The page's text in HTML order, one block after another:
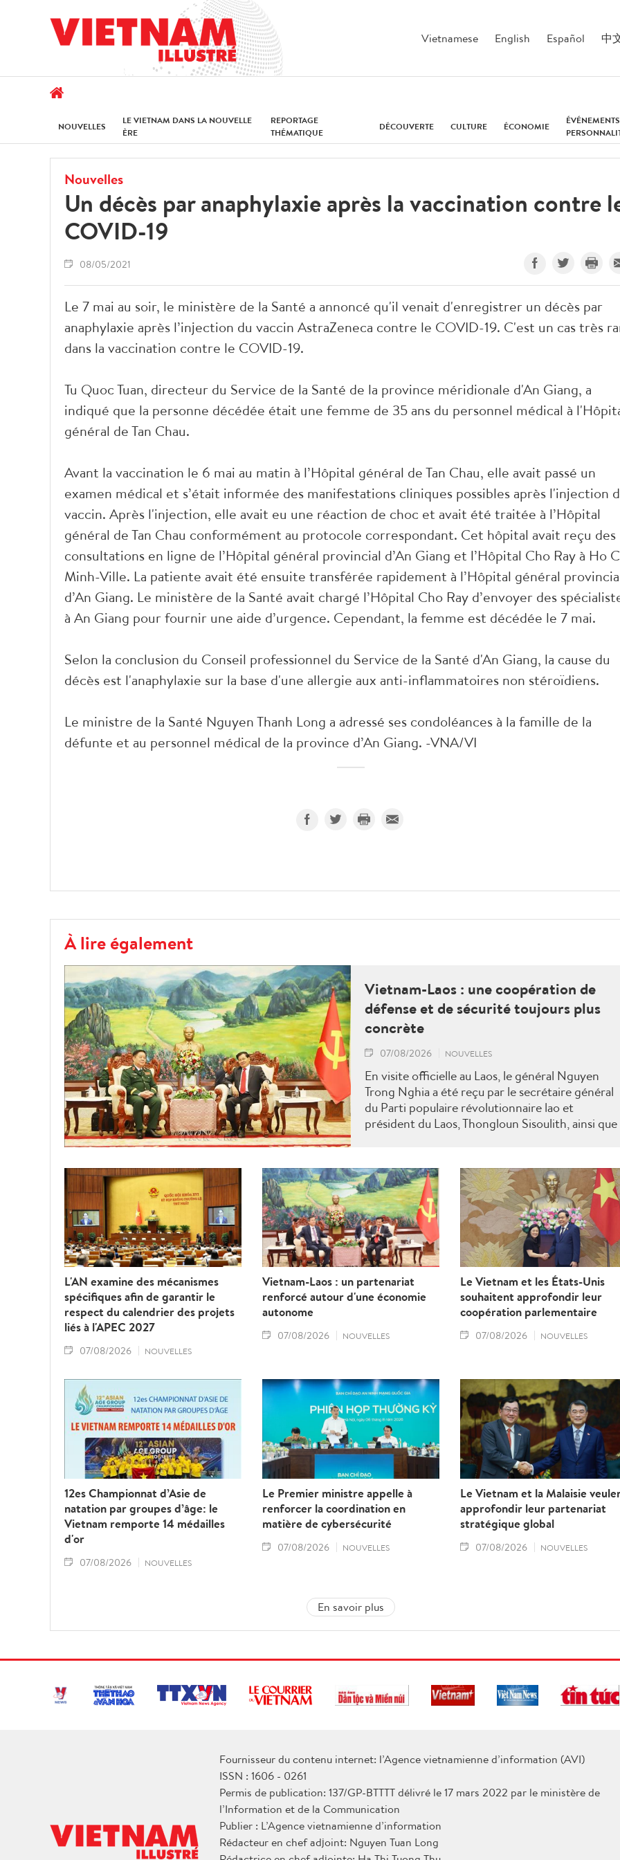
Vietnamese English Español 中
NOUVELLES
LE VIETNAM DANS LA NOUVELLE
ÈRE
REPORTAGE
THÉMATIQUE
DÉCOUVERTE CULTURE ÉCONOMIE
Nouvelles
Un décès par anaphylaxie après la vaccination contre
COVID-19
08/05/2021
Le 7 mai au soir, le ministère de la Santé a annoncé qu'il venait d'enregistrer un décès par
anaphylaxie après l’injection du vaccin AstraZeneca contre le COVID-19. C'est un cas très
dans la vaccination contre le COVID-19.
Tu Quoc Tuan, directeur du Service de la Santé de la province méridionale d'An Giang, a
indiqué que la personne décédée était une femme de 35 ans du personnel médical à
général de Tan Chau.
Avant la vaccination le 6 mai au matin à l’Hôpital général de Tan Chau, elle avait passé un
examen médical et s’était informée des manifestations cliniques possibles après l'injection
vaccin. Après l'injection, elle avait eu une réaction de choc et avait été traitée à l’Hôpital
général de Tan Chau conformément au protocole correspondant. Cet hôpital avait reçu des
consultations en ligne de l’Hôpital général provincial d’An Giang et l’Hôpital Cho Ray à Ho
Minh-Ville. La patiente avait été ensuite transférée rapidement à l’Hôpital général
d’An Giang. Le ministère de la Santé avait chargé l’Hôpital Cho Ray d’envoyer des
à An Giang pour fournir une aide d’urgence. Cependant, la femme est décédée le 7 mai.
Selon la conclusion du Conseil professionnel du Service de la Santé d'An Giang, la cause du
décès est l'anaphylaxie sur la base d'une allergie aux anti-inflammatoires non stéroïdiens.
Le ministre de la Santé Nguyen Thanh Long a adressé ses condoléances à la famille de la
défunte et au personnel médical de la province d’An Giang. -VNA/VI
À lire également
Vietnam-Laos : une coopération de
défense et de sécurité toujours plus
concrète
07/08/2026 NOUVELLES
En visite officielle au Laos, le général Nguyen
Trong Nghia a été reçu par le secrétaire général
du Parti populaire révolutionnaire lao et
président du Laos, Thongloun Sisoulith, ainsi que
renforcer une coopération politico-militaire
étroite et efficace.
L'AN examine des mécanismes
spécifiques afin de garantir le
respect du calendrier des projets
liés à l'APEC 2027
07/08/2026 NOUVELLES
Vietnam-Laos : un partenariat
renforcé autour d'une économie
autonome
07/08/2026 NOUVELLES
Le Vietnam et les États-Unis
souhaitent approfondir leur
coopération parlementaire
07/08/2026 NOUVELLES
12es Championnat d’Asie de
natation par groupes d’âge: le
Vietnam remporte 14 médailles
d'or
07/08/2026 NOUVELLES
Le Premier ministre appelle à
renforcer la coordination en
matière de cybersécurité
07/08/2026 NOUVELLES
Le Vietnam et la Malaisie
approfondir leur partenariat
stratégique global
07/08/2026 NOUVELLES
En savoir plus
Fournisseur du contenu internet: l’Agence vietnamienne d’information (AVI)
ISSN : 1606 - 0261
Permis de publication: 137/GP-BTTTT délivré le 17 mars 2022 par le ministère de
l’Information et de la Communication
Publier : L’Agence vietnamienne d’information
Rédacteur en chef adjoint: Nguyen Tuan Long